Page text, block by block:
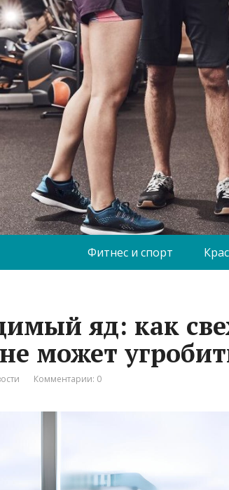
Фитнес и спорт
яд: как
может
Комментарии: 0